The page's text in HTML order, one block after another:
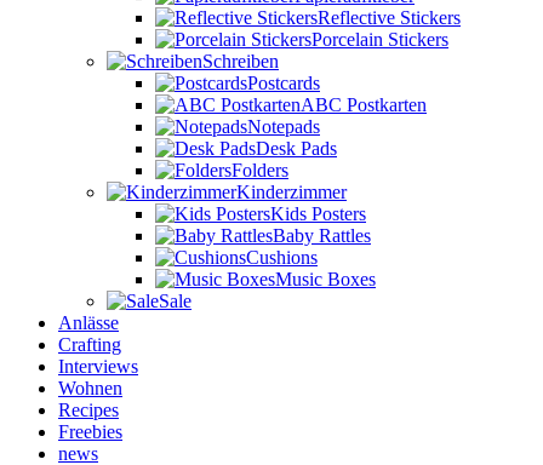
Reflective Stickers
Porcelain Stickers
Schreiben
Postcards
ABC Postkarten
Notepads
Desk Pads
Folders
Kinderzimmer
Kids Posters
Baby Rattles
Cushions
Music Boxes
Sale
Anlässe
Crafting
Interviews
Wohnen
Recipes
Freebies
news